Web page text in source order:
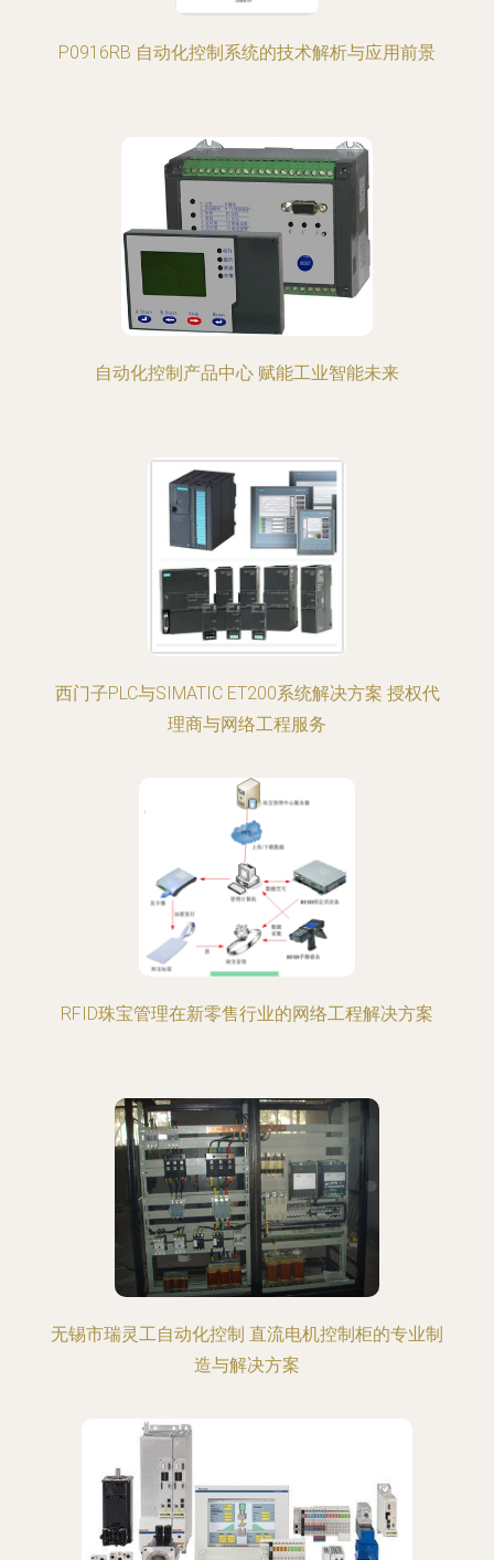
P0916RB 自动化控制系统的技术解析与应用前景
自动化控制产品中心 赋能工业智能未来
西门子PLC与SIMATIC ET200系统解决方案 授权代
理商与网络工程服务
RFID珠宝管理在新零售行业的网络工程解决方案
无锡市瑞灵工自动化控制 直流电机控制柜的专业制
造与解决方案